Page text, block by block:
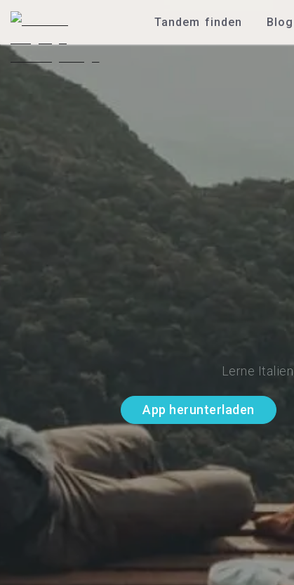
Tandem finden Blog
Lerne
App herunterladen